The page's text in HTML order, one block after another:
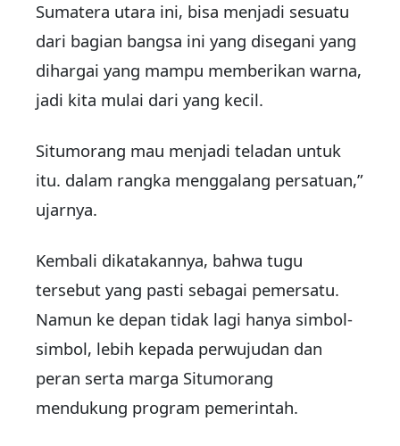
Sumatera utara ini, bisa menjadi sesuatu
dari bagian bangsa ini yang disegani yang
dihargai yang mampu memberikan warna,
jadi kita mulai dari yang kecil.
Situmorang mau menjadi teladan untuk
itu. dalam rangka menggalang persatuan,”
ujarnya.
Kembali dikatakannya, bahwa tugu
tersebut yang pasti sebagai pemersatu.
Namun ke depan tidak lagi hanya simbol-
simbol, lebih kepada perwujudan dan
peran serta marga Situmorang
mendukung program pemerintah.